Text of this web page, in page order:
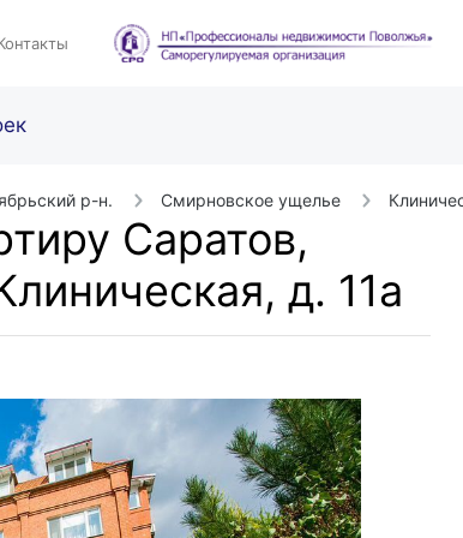
р-н. Смирновское ущелье
Саратов,
д. 11а